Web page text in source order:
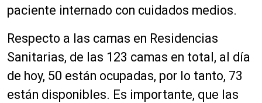
paciente internado con cuidados medios.
Respecto a las camas en Residencias
Sanitarias, de las 123 camas en total, al día
de hoy, 50 están ocupadas, por lo tanto, 73
están disponibles. Es importante, que las